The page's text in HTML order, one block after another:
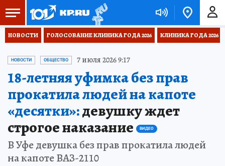
НОВОСТИ ГОЛОСОВАНИЕ КЛИНИКА ГОДА 2026 КЛИНИКА ГОДА 2026
НОВОСТИ ОБЩЕСТВО 7 июля 2026 9:17
18-летняя уфимка без прав
прокатила людей на капоте
«десятки»:девушку ждет
строгое наказание
ВИДЕО
В Уфе девушка без прав прокатила людей
на капоте ВАЗ-2110